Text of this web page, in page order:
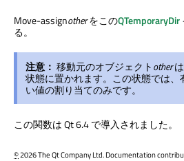
Move-assignotherをこのQTemporaryDir
る。
注意： 移動元のオブジェクトother
状態に置かれます。この状態では、
い値の割り当てのみです。
この関数は Qt 6.4 で導入されました。
©2026 The Qt Company Ltd. Documentation